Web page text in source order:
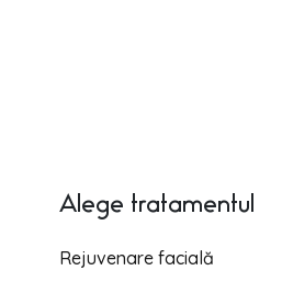
Alege tratamentul
Rejuvenare facială